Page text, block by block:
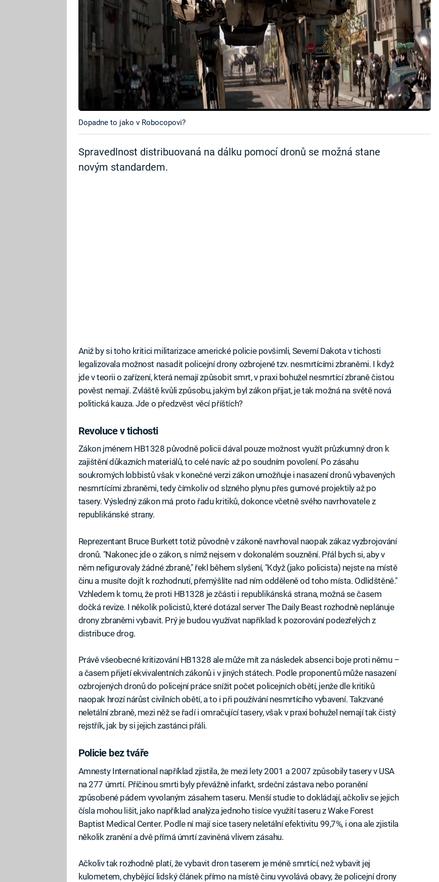
Dopadne to jako v Robocopovi?
Spravedlnost distribuovaná na dálku pomocí dronů se možná stane
novým standardem.
Aniž by si toho kritici militarizace americké policie povšimli, Severní Dakota v tichosti
legalizovala možnost nasadit policejní drony ozbrojené tzv. nesmrtícími zbraněmi. I když
jde v teorii o zařízení, která nemají způsobit smrt, v praxi bohužel nesmrtící zbraně čistou
pověst nemají. Zvláště kvůli způsobu, jakým byl zákon přijat, je tak možná na světě nová
politická kauza. Jde o předzvěst věcí příštích?
Revoluce v tichosti
Zákon jménem HB1328 původně policii dával pouze možnost využít průzkumný dron k
zajištění důkazních materiálů, to celé navíc až po soudním povolení. Po zásahu
soukromých lobbistů však v konečné verzi zákon umožňuje i nasazení dronů vybavených
nesmrtícími zbraněmi, tedy čímkoliv od slzného plynu přes gumové projektily až po
tasery. Výsledný zákon má proto řadu kritiků, dokonce včetně svého navrhovatele z
republikánské strany.
Reprezentant Bruce Burkett totiž původně v zákoně navrhoval naopak zákaz vyzbrojování
dronů. "Nakonec jde o zákon, s nímž nejsem v dokonalém souznění. Přál bych si, aby v
něm nefigurovaly žádné zbraně," řekl během slyšení, "Když (jako policista) nejste na místě
činu a musíte dojít k rozhodnutí, přemýšlíte nad ním odděleně od toho místa. Odlidštěně."
Vzhledem k tomu, že proti HB1328 je zčásti i republikánská strana, možná se časem
dočká revize. I několik policistů, které dotázal server The Daily Beast rozhodně neplánuje
drony zbraněmi vybavit. Prý je budou využívat například k pozorování podezřelých z
distribuce drog.
Právě všeobecné kritizování HB1328 ale může mít za následek absenci boje proti němu –
a časem přijetí ekvivalentních zákonů i v jiných státech. Podle proponentů může nasazení
ozbrojených dronů do policejní práce snížit počet policejních obětí, jenže dle kritiků
naopak hrozí nárůst civilních obětí, a to i při používání nesmrtícího vybavení. Takzvané
neletální zbraně, mezi něž se řadí i omračující tasery, však v praxi bohužel nemají tak čistý
rejstřík, jak by si jejich zastánci přáli.
Policie bez tváře
Amnesty International například zjistila, že mezi lety 2001 a 2007 způsobily tasery v USA
na 277 úmrtí. Příčinou smrti byly převážně infarkt, srdeční zástava nebo poranění
způsobené pádem vyvolaným zásahem taseru. Menší studie to dokládají, ačkoliv se jejich
čísla mohou lišit, jako například analýza jednoho tisíce využití taseru z Wake Forest
Baptist Medical Center. Podle ní mají sice tasery neletální efektivitu 99,7%, i ona ale zjistila
několik zranění a dvě přímá úmrtí zaviněná vlivem zásahu.
Ačkoliv tak rozhodně platí, že vybavit dron taserem je méně smrtící, než vybavit jej
kulometem, chybějící lidský článek přímo na místě činu vyvolává obavy, že policejní drony